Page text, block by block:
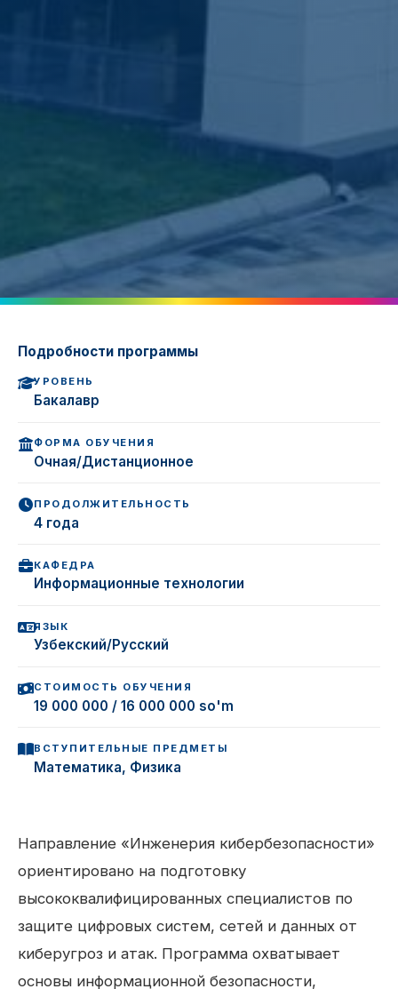
Подробности программы
УРОВЕНЬ
Бакалавр
ФОРМА ОБУЧЕНИЯ
Очная/Дистанционное
ПРОДОЛЖИТЕЛЬНОСТЬ
4 года
КАФЕДРА
Информационные технологии
ЯЗЫК
Узбекский/Русский
СТОИМОСТЬ ОБУЧЕНИЯ
19 000 000 / 16 000 000 so'm
ВСТУПИТЕЛЬНЫЕ ПРЕДМЕТЫ
Математика, Физика
Направление «Инженерия кибербезопасности»
ориентировано на подготовку
высококвалифицированных специалистов по
защите цифровых систем, сетей и данных от
киберугроз и атак. Программа охватывает
основы информационной безопасности,